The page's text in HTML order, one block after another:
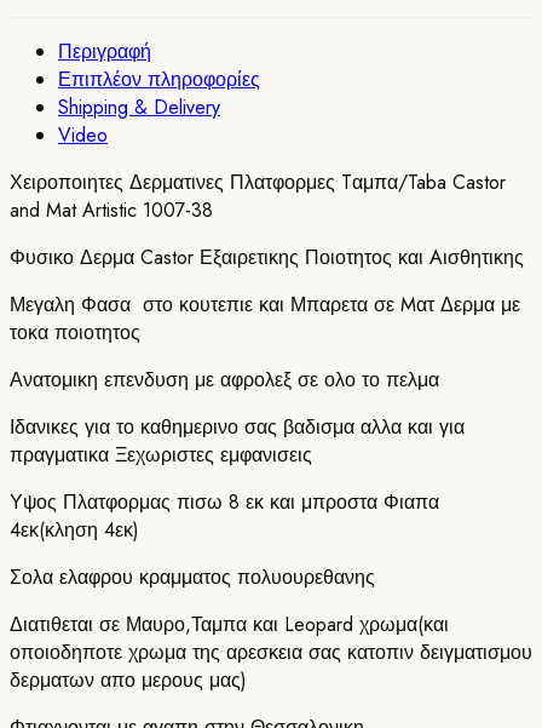
Περιγραφή
Επιπλέον πληροφορίες
Shipping & Delivery
Video
Χειροποιητες Δερματινες Πλατφορμες Tαμπα/Taba Castor
and Mat Artistic 1007-38
Φυσικο Δερμα Castor Εξαιρετικης Ποιοτητος και Aισθητικης
Μεγαλη Φασα στο κουτεπιε και Μπαρετα σε Mατ Δερμα με
τοκα ποιοτητος
Ανατομικη επενδυση με αφρολεξ σε ολο το πελμα
Ιδανικες για το καθημερινο σας βαδισμα αλλα και για
πραγματικα Ξεχωριστες εμφανισεις
Υψος Πλατφορμας πισω 8 εκ και μπροστα Φιαπα
4εκ(κληση 4εκ)
Σολα ελαφρου κραμματος πολυουρεθανης
Διατιθεται σε Μαυρο,Ταμπα και Leopard χρωμα(και
οποιοδηποτε χρωμα της αρεσκεια σας κατοπιν δειγματισμου
δερματων απο μερους μας)